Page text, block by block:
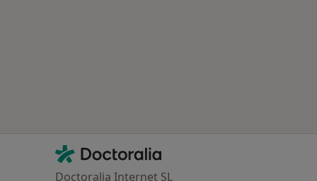
Contacto
Doctoralia - Página de inicio
Doctoralia Internet SL